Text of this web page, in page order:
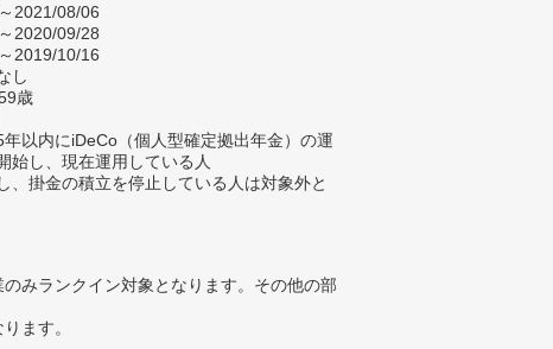
2021/08/06
2020/09/28
2019/10/16
し
歳
以内にiDeCo（個人型確定拠出年金）の運
始し、現在運用している人
、掛金の積立を停止している人は対象外と
みランクイン対象となります。その他の部
ます。